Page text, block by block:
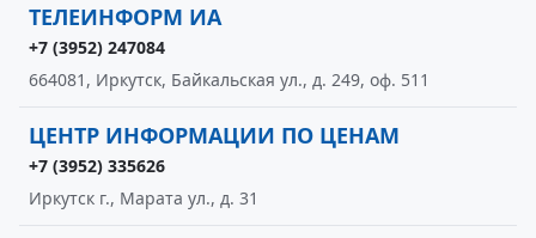
ТЕЛЕИНФОРМ ИА
+7 (3952) 247084
664081, Иркутск, Байкальская ул., д. 249, оф. 511
ЦЕНТР ИНФОРМАЦИИ ПО ЦЕНАМ
+7 (3952) 335626
Иркутск г., Марата ул., д. 31